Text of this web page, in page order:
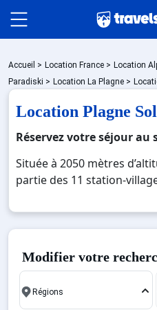
Packages
🚆Train de nuit
Stations
Hébergements
Bons plans
Accueil > Location France > Location
Paradiski > Location La Plagne >
Location Plagne
Réservez votre séjour au
Située à 2050 mètres
partie des 11 station-
Auvergne-Rhône-Alpes,
Savoie. Plagne Soleil a été
ce fait, la plus récente
première station de La
coquettes, des résidences
Modifier votre